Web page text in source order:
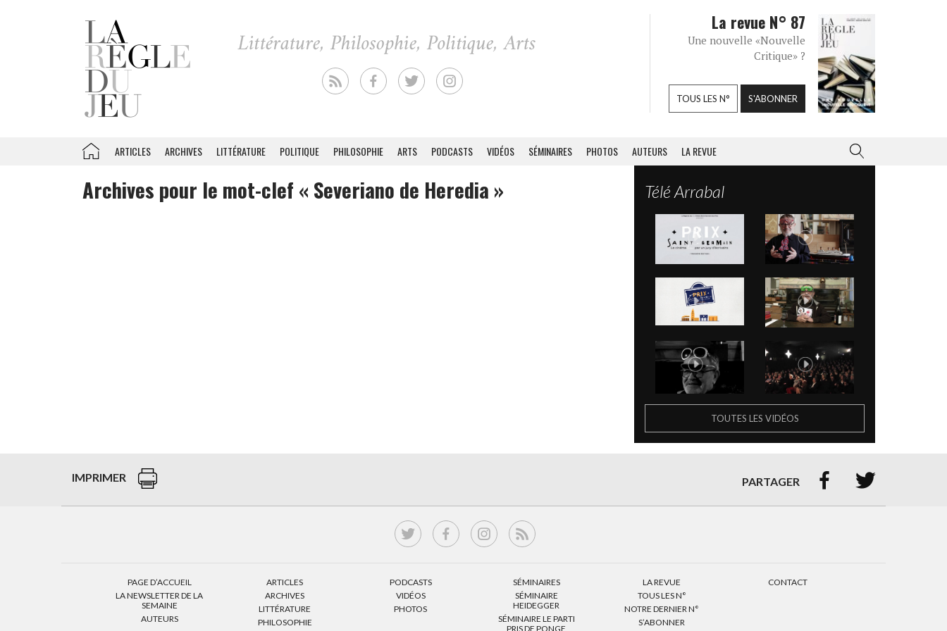
La revue N° 87
Une nouvelle «Nouvelle
Critique» ?
TOUS LES N° S'ABONNER
ARTICLES ARCHIVES LITTÉRATURE POLITIQUE PHILOSOPHIE ARTS PODCASTS VIDÉOS SÉMINAIRES PHOTOS AUTEURS LA REVUE
Archives pour le mot-clef « Severiano de Heredia » Télé Arrabal
TOUTES LES VIDÉOS
IMPRIMER PARTAGER  
PAGE D’ACCUEIL
LA NEWSLETTER DE LA
SEMAINE
AUTEURS
ARTICLES
ARCHIVES
LITTÉRATURE
PHILOSOPHIE
PODCASTS
VIDÉOS
PHOTOS
SÉMINAIRES
SÉMINAIRE
HEIDEGGER
SÉMINAIRE LE PARTI
PRIS DE PONGE
LA REVUE
TOUS LES N°
NOTRE DERNIER N°
S’ABONNER
CONTACT